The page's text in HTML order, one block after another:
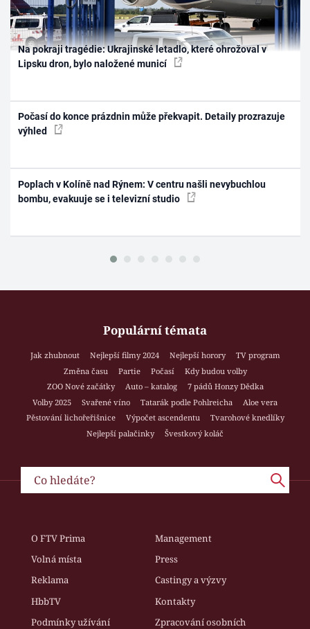
Na pokraji tragédie: Ukrajinské letadlo, které ohrožoval v
Lipsku dron, bylo naložené municí
Počasí do konce prázdnin může překvapit. Detaily prozrazuje
výhled
Poplach v Kolíně nad Rýnem: V centru našli nevybuchlou
bombu, evakuuje se i televizní studio
Populární témata
Jak zhubnout Nejlepší filmy 2024 Nejlepší horory
TV program
Změna času
Partie Počasí
Kdy budou volby
ZOO Nové začátky
Auto – katalog
7 pádů Honzy Dědka
Volby 2025
Svařené víno Tatarák podle Pohlreicha
Aloe vera
Pěstování lichořeřišnice
Výpočet ascendentu
Tvarohové knedlíky
Nejlepší palačinky
Švestkový koláč
O FTV Prima
Management
Volná místa
Press
Reklama
Castingy a výzvy
HbbTV
Kontakty
Podmínky užívání
Zpracování osobních